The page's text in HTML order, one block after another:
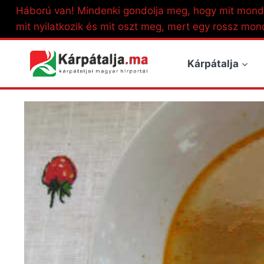
Skip
content
Háború van! Mindenki gondolja meg, hogy mit
mit nyilatkozik és mit oszt meg, mert egy rossz
Kárpátalja